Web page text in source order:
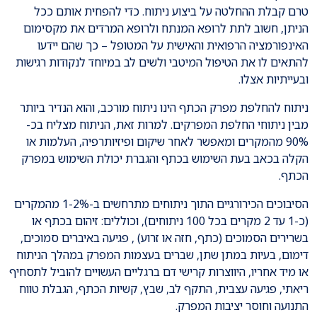
טרם קבלת ההחלטה על ביצוע ניתוח. כדי להפחית אותם ככל
הניתן, חשוב לתת לרופא המנתח ולרופא המרדים את מקסימום
האינפורמציה הרפואית והאישית על המטופל – כך שהם יידעו
להתאים לו את הטיפול המיטבי ולשים לב במיוחד לנקודות רגישות
ובעייתיות אצלו.
ניתוח להחלפת מפרק הכתף הינו ניתוח מורכב, והוא הנדיר ביותר
מבין ניתוחי החלפת המפרקים. למרות זאת, הניתוח מצליח בכ-
90% מהמקרים ומאפשר לאחר שיקום ופיזיותרפיה, העלמות או
הקלה בכאב בעת השימוש בכתף והגברת יכולת השימוש במפרק
הכתף.
הסיבוכים הכירורגיים התוך ניתוחים מתרחשים ב-1-2% מהמקרים
(כ-1 עד 2 מקרים בכל 100 ניתוחים), וכוללים: זיהום בכתף או
בשרירים הסמוכים (כתף, חזה או זרוע) , פגיעה באיברים סמוכים,
דימום, בעיות במתן שתן, שברים בעצמות המפרק במהלך הניתוח
או מיד אחריו, היווצרות קרישי דם ברגליים העשויים להוביל לתסחיף
ריאתי, פגיעה עצבית, התקף לב, שבץ, קשיות הכתף, הגבלת טווח
התנועה וחוסר יציבות המפרק.